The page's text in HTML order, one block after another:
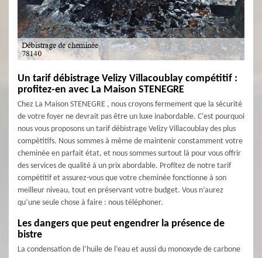
Un tarif débistrage Velizy Villacoublay compétitif :
profitez-en avec La Maison STENEGRE
Chez La Maison STENEGRE , nous croyons fermement que la sécurité
de votre foyer ne devrait pas être un luxe inabordable. C'est pourquoi
nous vous proposons un tarif débistrage Velizy Villacoublay des plus
compétitifs. Nous sommes à même de maintenir constamment votre
cheminée en parfait état, et nous sommes surtout là pour vous offrir
des services de qualité à un prix abordable. Profitez de notre tarif
compétitif et assurez-vous que votre cheminée fonctionne à son
meilleur niveau, tout en préservant votre budget. Vous n’aurez
qu’une seule chose à faire : nous téléphoner.
Les dangers que peut engendrer la présence de
bistre
La condensation de l’huile de l’eau et aussi du monoxyde de carbone